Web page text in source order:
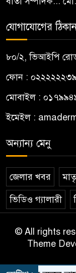
যোগাযোগের
৮০/২, ভিআইপি
ফোন :
মোবাইল :
ইমেইল :
অন্যান্য মেনু
জেলার খবর
ভিডিও গ্যালারী
© All rights
Theme